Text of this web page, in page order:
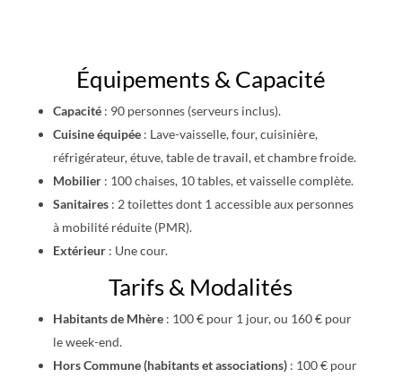
Équipements & Capacité
Capacité: 90 personnes (serveurs inclus).
Cuisine équipée: Lave-vaisselle, four, cuisinière,
réfrigérateur, étuve, table de travail, et chambre froide.
Mobilier: 100 chaises, 10 tables, et vaisselle complète.
Sanitaires: 2 toilettes dont 1 accessible aux personnes
à mobilité réduite (PMR).
Extérieur: Une cour.
Tarifs & Modalités
Habitants de Mhère: 100 € pour 1 jour, ou 160 € pour
le week-end.
Hors Commune (habitants et associations): 100 € pour